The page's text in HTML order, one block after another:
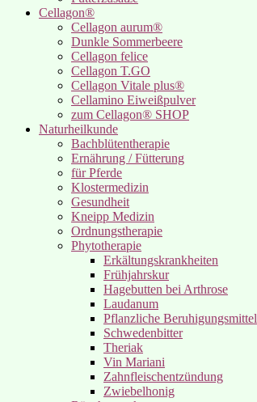
Cellagon®
Cellagon aurum®
Dunkle Sommerbeere
Cellagon felice
Cellagon T.GO
Cellagon Vitale plus®
Cellamino Eiweißpulver
zum Cellagon® SHOP
Naturheilkunde
Bachblütentherapie
Ernährung / Fütterung
für Pferde
Klostermedizin
Gesundheit
Kneipp Medizin
Ordnungstherapie
Phytotherapie
Erkältungskrankheiten
Frühjahrskur
Hagebutten bei Arthrose
Laudanum
Pflanzliche Beruhigungsmittel
Schwedenbitter
Theriak
Vin Mariani
Zahnfleischentzündung
Zwiebelhonig